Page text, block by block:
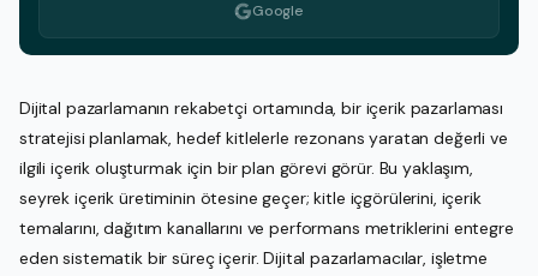
Google
Dijital pazarlamanın rekabetçi ortamında, bir içerik pazarlaması
stratejisi planlamak, hedef kitlelerle rezonans yaratan değerli ve
ilgili içerik oluşturmak için bir plan görevi görür. Bu yaklaşım,
seyrek içerik üretiminin ötesine geçer; kitle içgörülerini, içerik
temalarını, dağıtım kanallarını ve performans metriklerini entegre
eden sistematik bir süreç içerir. Dijital pazarlamacılar, işletme